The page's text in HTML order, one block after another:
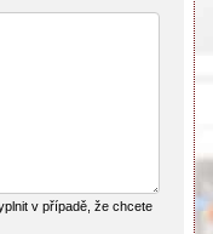
v případě, že chcete